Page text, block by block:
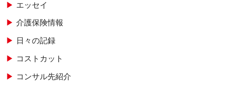
エッセイ
介護保険情報
日々の記録
コストカット
コンサル先紹介